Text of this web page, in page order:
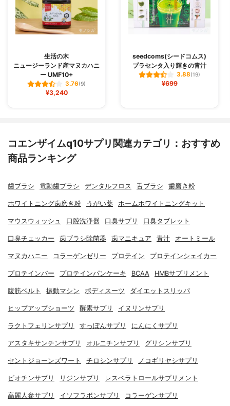
生活の木
ニュージーランド産マヌカハニ
ー UMF10+
3.76(9)
¥3,240
seedcoms(シードコムス)
プラセンタ入り輝きの青汁
3.88(19)
¥699
コエンザイムq10サプリ関連カテゴリ：おすすめ
商品ランキング
歯ブラシ 電動歯ブラシ デンタルフロス 舌ブラシ 歯磨き粉
ホワイトニング歯磨き粉 うがい薬 ホームホワイトニングキット
マウスウォッシュ 口腔洗浄器 口臭サプリ 口臭タブレット
口臭チェッカー 歯ブラシ除菌器 歯マニキュア 青汁 オートミール
マヌカハニー コラーゲンゼリー プロテイン プロテインシェイカー
プロテインバー プロテインパンケーキ BCAA HMBサプリメント
腹筋ベルト 振動マシン ボディスーツ ダイエットスリッパ
ヒップアップショーツ 酵素サプリ イヌリンサプリ
ラクトフェリンサプリ すっぽんサプリ にんにくサプリ
アスタキサンチンサプリ オルニチンサプリ グリシンサプリ
セントジョーンズワート チロシンサプリ ノコギリヤシサプリ
ビオチンサプリ リジンサプリ レスベラトロールサプリメント
高麗人参サプリ イソフラボンサプリ コラーゲンサプリ